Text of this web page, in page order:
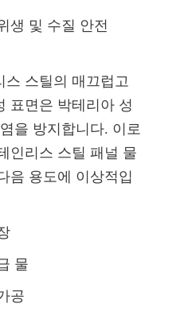
생 및 수질 안전
스 스틸의 매끄럽고
표면은 박테리아 성
을 방지합니다. 이로
인리스 스틸 패널 물
음 용도에 이상적입
물
공